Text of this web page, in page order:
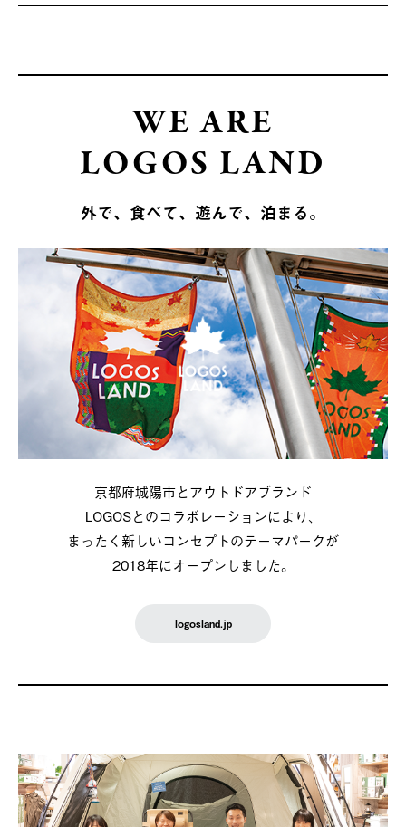
WE ARE
LOGOS LAND
外で、食べて、遊んで、泊まる。
京都府城陽市とアウトドアブランド
LOGOSとのコラボレーションにより、
まったく新しいコンセプトのテーマパークが
2018年にオープンしました。
logosland.jp